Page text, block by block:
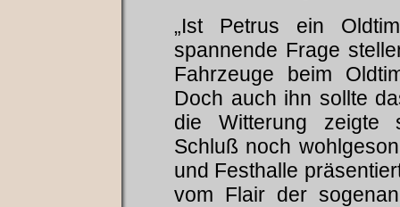
„Ist Petrus ein
spannende Frage
Fahrzeuge beim
Doch auch ihn sollte
die Witterung zeigte
Schluß noch
und Festhalle
vom Flair der